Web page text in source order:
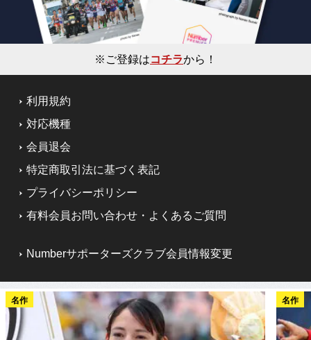
※ご登録はコチラから！
利用規約
対応機種
会員退会
特定商取引法に基づく表記
プライバシーポリシー
有料会員お問い合わせ・よくあるご質問
Numberサポーターズクラブ会員情報変更
名作 名作